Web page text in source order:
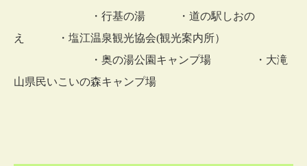
・行基の湯 ・道の駅しおの
え ・塩江温泉観光協会(観光案内所）
・奥の湯公園キャンプ場 ・大滝
山県民いこいの森キャンプ場